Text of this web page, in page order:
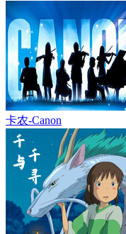
卡农-Canon